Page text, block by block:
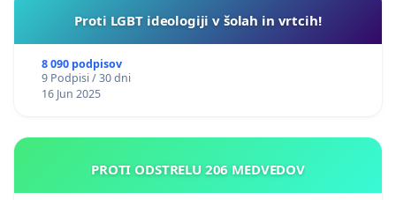
Proti LGBT ideologiji v šolah in vrtcih!
8 090 podpisov
9 Podpisi / 30 dni
16 Jun 2025
PROTI ODSTRELU 206 MEDVEDOV